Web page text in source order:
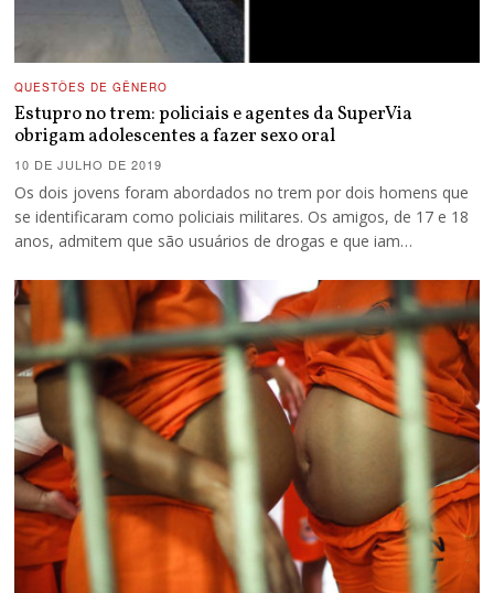
QUESTÕES DE GÊNERO
Estupro no trem: policiais e agentes da SuperVia
obrigam adolescentes a fazer sexo oral
10 DE JULHO DE 2019
Os dois jovens foram abordados no trem por dois homens que
se identificaram como policiais militares. Os amigos, de 17 e 18
anos, admitem que são usuários de drogas e que iam…